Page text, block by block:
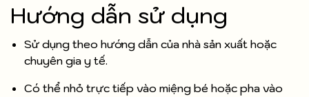
Hướng dẫn sử dụng
Sử dụng theo hướng dẫn của nhà sản xuất hoặc
chuyên gia y tế.
Có thể nhỏ trực tiếp vào miệng bé hoặc pha vào